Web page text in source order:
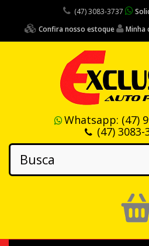
(47) 3083-3737
Confira nosso estoque
Minha
Whatsapp: (47)
(47) 3083-